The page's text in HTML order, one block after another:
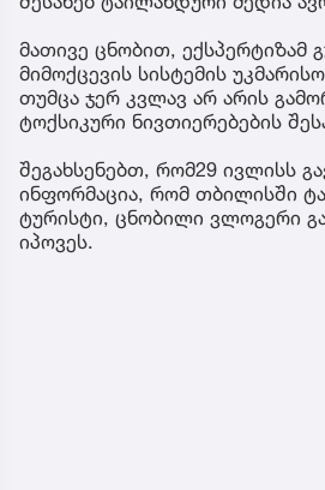
მათივე ცნობით, ექსპერტიზამ
მიმოქცევის სისტემის
თუმცა ჯერ კვლავ არ არის
ტოქსიკური ნივთიერებების
შეგახსენებთ, რომ29 ივლისს
ინფორმაცია, რომ თბილისში
ტურისტი, ცნობილი ვლოგერი
იპოვეს.